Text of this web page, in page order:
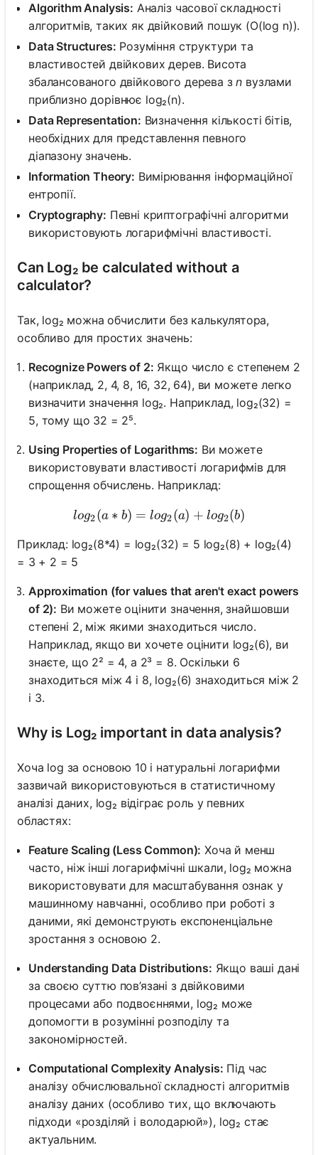
Algorithm Analysis: Аналіз часової складності
алгоритмів, таких як двійковий пошук (O(log n)).
Data Structures: Розуміння структури та
властивостей двійкових дерев. Висота
збалансованого двійкового дерева зn вузлами
приблизно дорівнює log₂(n).
Data Representation: Визначення кількості бітів,
необхідних для представлення певного
діапазону значень.
Information Theory: Вимірювання інформаційної
ентропії.
Cryptography: Певні криптографічні алгоритми
використовують логарифмічні властивості.
Can Log₂ be calculated without a
calculator?
Так, log₂ можна обчислити без калькулятора,
особливо для простих значень:
Recognize Powers of 2: Якщо число є степенем 2
(наприклад, 2, 4, 8, 16, 32, 64), ви можете легко
визначити значення log₂. Наприклад, log₂(32) =
5, тому що 32 = 2⁵.
Using Properties of Logarithms: Ви можете
використовувати властивості логарифмів для
спрощення обчислень. Наприклад:
log₂(a*b) = log₂(a) +
log2(a ∗ b) = log2(a) + log2(b)
Приклад: log₂(8*4) = log₂(32) = 5 log₂(8) + log₂(4)
= 3 + 2 = 5
Approximation (for values that aren't exact powers
of 2): Ви можете оцінити значення, знайшовши
степені 2, між якими знаходиться число.
Наприклад, якщо ви хочете оцінити log₂(6), ви
знаєте, що 2² = 4, а 2³ = 8. Оскільки 6
знаходиться між 4 і 8, log₂(6) знаходиться між 2
і 3.
Why is Log₂ important in data analysis?
Хоча log за основою 10 і натуральні логарифми
зазвичай використовуються в статистичному
аналізі даних, log₂ відіграє роль у певних
областях:
Feature Scaling (Less Common): Хоча й менш
часто, ніж інші логарифмічні шкали, log₂ можна
використовувати для масштабування ознак у
машинному навчанні, особливо при роботі з
даними, які демонструють експоненціальне
зростання з основою 2.
Understanding Data Distributions: Якщо ваші дані
за своєю суттю пов’язані з двійковими
процесами або подвоєннями, log₂ може
допомогти в розумінні розподілу та
закономірностей.
Computational Complexity Analysis: Під час
аналізу обчислювальної складності алгоритмів
аналізу даних (особливо тих, що включають
підходи «розділяй і володарюй»), log₂ стає
актуальним.